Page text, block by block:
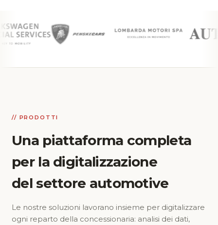
// PRODOTTI
Una piattaforma completa
per la digitalizzazione
del settore automotive
Le nostre soluzioni lavorano insieme per digitalizzare
ogni reparto della concessionaria: analisi dei dati,